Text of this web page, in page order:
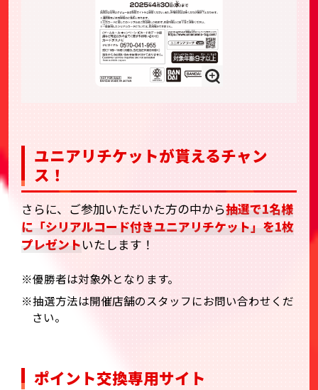
ユニアリチケットが貰えるチャン
ス！
さらに、ご参加いただいた方の中から抽選で1名様
に「シリアルコード付きユニアリチケット」を1枚
プレゼントいたします！
※優勝者は対象外となります。
※抽選方法は開催店舗のスタッフにお問い合わせくだ
さい。
ポイント交換専用サイト